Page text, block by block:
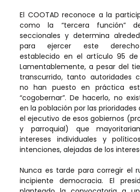
El COOTAD reconoce a la
como la “tercera función”
seccionales y determina
para ejercer este derecho
establecido en el artículo 95
Lamentablemente, a pesar del
transcurrido, tanto autoridades
no han puesto en práctica
“cogobernar”. De hacerlo, no
en la población por las
el ejecutivo de esos gobiernos
y parroquial) que
intereses individuales y
intenciones, alejadas de los
Nunca es tarde para corregir el
incipiente democracia. El